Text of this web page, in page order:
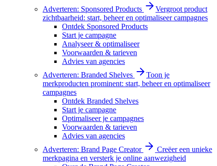
Adverteren: Sponsored Products
Vergroot product
zichtbaarheid: start, beheer en optimaliseer campagnes
Ontdek Sponsored Products
Start je campagne
Analyseer & optimaliseer
Voorwaarden & tarieven
Advies van agencies
Adverteren: Branded Shelves
Toon je
merkproducten prominent: start, beheer en optimaliseer
campagnes
Ontdek Branded Shelves
Start je campagne
Optimaliseer je campagnes
Voorwaarden & tarieven
Advies van agencies
Adverteren: Brand Page Creator
Creëer een unieke
merkpagina en versterk je online aanwezigheid